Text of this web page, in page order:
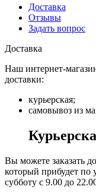
Доставка
Отзывы
Задать вопрос
Доставка
Наш интернет-
доставки:
курьерская;
самовывоз из
Вы можете заказать
который прибудет по
субботу с 9.00 до